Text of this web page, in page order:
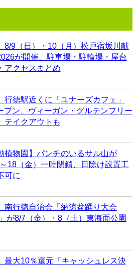
8/9（日）・10（月）松戸宿坂川献
が開催、駐車場・駐輪場・屋台
アクセスまとめ
行徳駅近くに「ユナーズカフェ」
プン、ヴィーガン・グルテンフリー
テイクアウトも
植物園】パンチのいるサル山が
18（金）一時閉鎖、日除け設置工
可に
南行徳自治会「納涼盆踊り大会
が8/7（金）・8（土）東海面公園
最大10％還元「キャッシュレス決